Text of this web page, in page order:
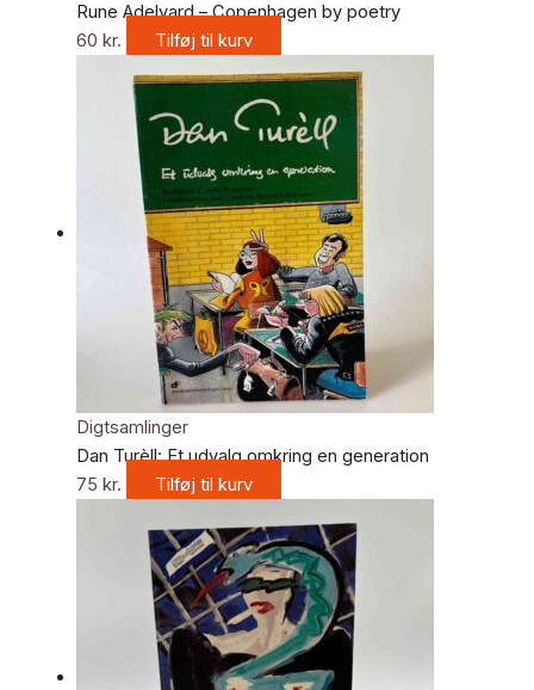
Rune Adelvard – Copenhagen by poetry
60 kr. Tilføj til kurv
Digtsamlinger
Dan Turèll: Et udvalg omkring en generation
75 kr. Tilføj til kurv